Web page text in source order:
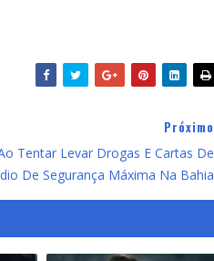
Próximo
Tentar Levar Drogas E Cartas De
De Segurança Máxima Na Bahia